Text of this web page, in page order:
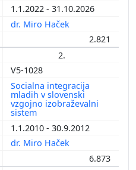
1.1.2022 - 31.10.2026
dr. Miro Haček
2.821
2.
V5-1028
Socialna integracija
mladih v slovenski
vzgojno izobraževalni
sistem
1.1.2010 - 30.9.2012
dr. Miro Haček
6.873